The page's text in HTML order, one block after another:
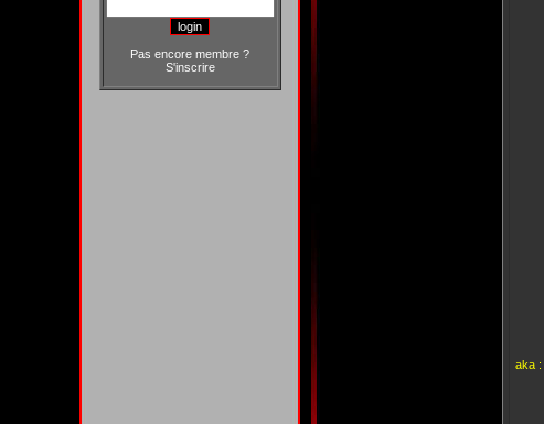
Pas encore membre ?
S'inscrire
aka :